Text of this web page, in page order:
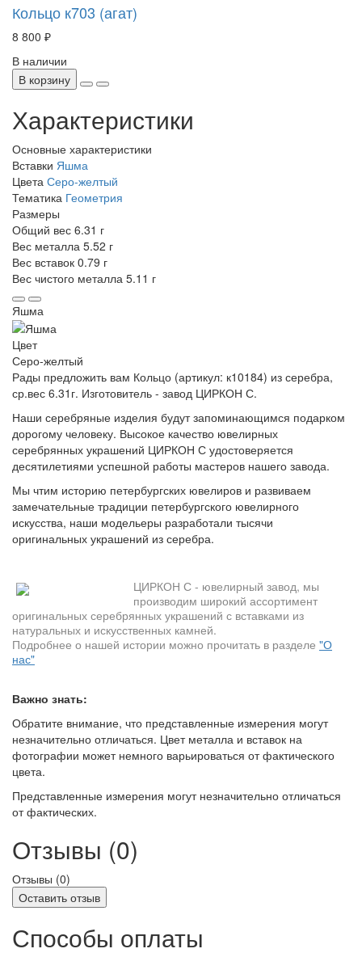
Кольцо к703 (агат)
8 800 ₽
В наличии
В корзину
Характеристики
Основные характеристики
Вставки Яшма
Цвета Серо-желтый
Тематика Геометрия
Размеры
Общий вес 6.31 г
Вес металла 5.52 г
Вес вставок 0.79 г
Вес чистого металла 5.11 г
Яшма
Цвет
Серо-желтый
Рады предложить вам Кольцо (артикул: к10184) из серебра,
ср.вес 6.31г. Изготовитель - завод ЦИРКОН С.
Наши серебряные изделия будут запоминающимся подарком
дорогому человеку. Высокое качество ювелирных
серебрянных украшений ЦИРКОН С удостоверяется
десятилетиями успешной работы мастеров нашего завода.
Мы чтим историю петербургских ювелиров и развиваем
замечательные традиции петербургского ювелирного
искусства, наши модельеры разработали тысячи
оригинальных украшений из серебра.
ЦИРКОН С - ювелирный завод, мы
производим широкий ассортимент
оригинальных серебрянных украшений с вставками из
натуральных и искусственных камней.
Подробнее о нашей истории можно прочитать в разделе "О
нас"
Важно знать:
Обратите внимание, что представленные измерения могут
незначительно отличаться. Цвет металла и вставок на
фотографии может немного варьироваться от фактического
цвета.
Представленные измерения могут незначительно отличаться
от фактических.
Отзывы (0)
Отзывы (0)
Оставить отзыв
Способы оплаты